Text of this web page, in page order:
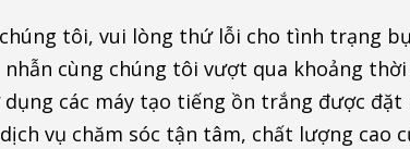
tôi, vui lòng thứ lỗi cho tình trạng
cùng chúng tôi vượt qua khoảng
các máy tạo tiếng ồn trắng được
vụ chăm sóc tận tâm, chất lượng cao